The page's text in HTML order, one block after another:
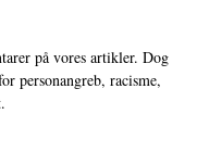
på vores artikler. Dog
personangreb, racisme,